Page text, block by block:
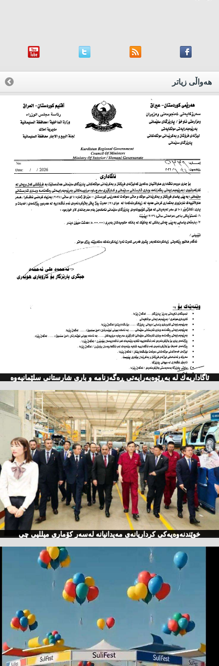
هه‌واڵی زیاتر
ئاگاداریه‌ك له‌ به‌ڕێوه‌به‌رایه‌تی ڕه‌گه‌زنامه‌ و باری شارستانی سلێمانیه‌وه‌
خوێندنەوەیەكی كرداریانەی مەیدانیانە لەسەر كۆماری میللیی چی